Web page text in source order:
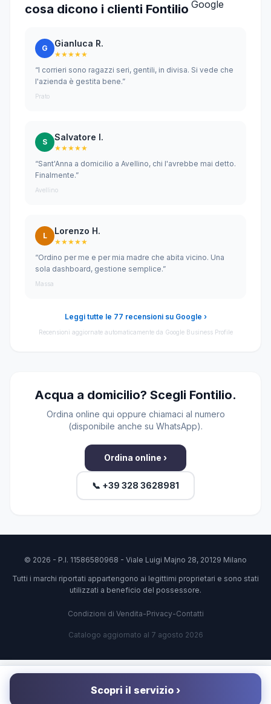
cosa dicono i clienti Fontilio
G Gianluca R.
★★★★★
“I corrieri sono ragazzi seri, gentili, in divisa. Si vede che
l'azienda è gestita bene.”
Prato
S Salvatore I.
★★★★★
“Sant'Anna a domicilio a Avellino, chi l'avrebbe mai detto.
Finalmente.”
Avellino
L Lorenzo H.
★★★★★
“Ordino per me e per mia madre che abita vicino. Una
sola dashboard, gestione semplice.”
Massa
Leggi tutte le 77 recensioni su Google ›
Recensioni aggiornate automaticamente da Google Business Profile
Acqua a domicilio? Scegli Fontilio.
Ordina online qui oppure chiamaci al numero
(disponibile anche su WhatsApp).
Ordina online ›
📞 +39 328 3628981
Scopri il servizio ›
© 2026 - P.I. 11586580968 - Viale Luigi Majno 28, 20129 Milano
Tutti i marchi riportati appartengono ai legittimi proprietari e sono stati
utilizzati a beneficio del possessore.
Condizioni di Vendita-Privacy-Contatti
Catalogo aggiornato al 7 agosto 2026